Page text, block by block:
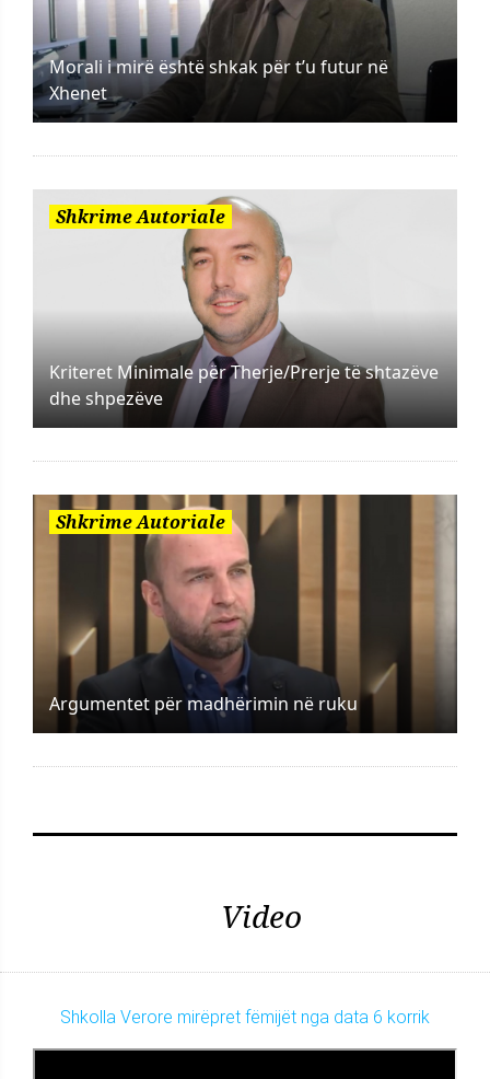
Morali i mirë është shkak për t’u futur në
Xhenet
Shkrime Autoriale
Kriteret Minimale për Therje/Prerje të shtazëve
dhe shpezëve
Shkrime Autoriale
Argumentet për madhërimin në ruku
Video
Shkolla Verore mirëpret fëmijët nga data 6 korrik